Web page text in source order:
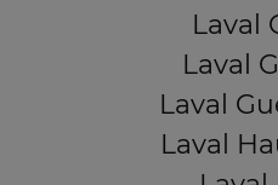
Laval
Laval
Laval
Laval